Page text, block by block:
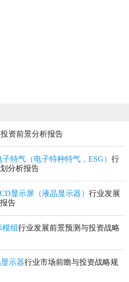
资前景分析报告
子特气（电子特种特气，ESG） 行
分析报告
显示屏（液晶显示器） 行业发展
告
组行业发展前景预测与投资战略
示器行业市场前瞻与投资战略规